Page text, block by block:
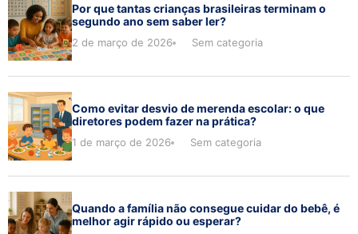
Por que tantas crianças brasileiras terminam o
segundo ano sem saber ler?
2 de março de 2026 Sem categoria
Como evitar desvio de merenda escolar: o que
diretores podem fazer na prática?
1 de março de 2026 Sem categoria
Quando a família não consegue cuidar do bebê, é
melhor agir rápido ou esperar?